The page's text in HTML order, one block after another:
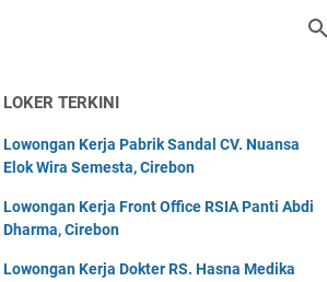
LOKER TERKINI
Lowongan Kerja Pabrik Sandal CV. Nuansa
Elok Wira Semesta, Cirebon
Lowongan Kerja Front Office RSIA Panti Abdi
Dharma, Cirebon
Lowongan Kerja Dokter RS. Hasna Medika